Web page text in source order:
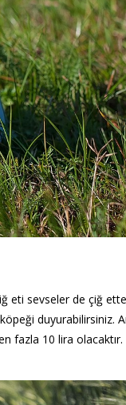
eti sevseler de çiğ
duyurabilirsiniz.
fazla 10 lira